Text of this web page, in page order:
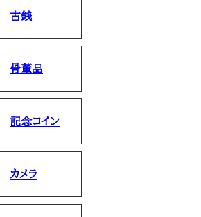
古銭
骨董品
記念コイン
カメラ